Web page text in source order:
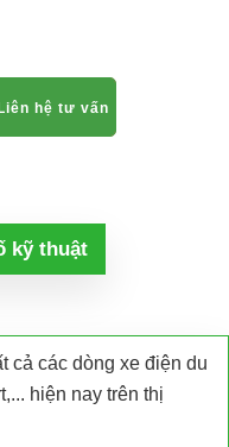
Liên hệ tư vấn
kỹ thuật
cả các dòng xe điện du
hiện nay trên thị